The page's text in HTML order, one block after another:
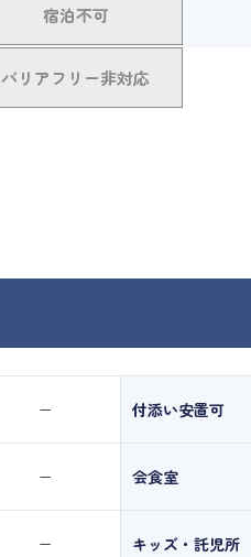
宿泊不可
バリアフリー非対応
ー 付添い安置可
ー 会食室
ー キッズ・託児所